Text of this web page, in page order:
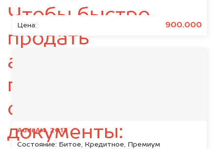
Цена: 900.000
Audi A4, 2013
Состояние: Битое, Кредитное, Премиум
Чтобы быстро
продать
автомобиль,
подготовьте
следующие
документы: